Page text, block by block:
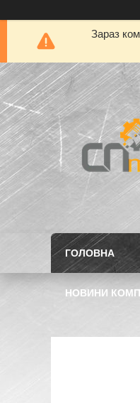
Зараз
ГОЛОВНА
НОВИНИ